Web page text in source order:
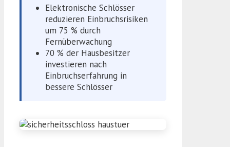
Elektronische Schlösser
reduzieren Einbruchsrisiken
um 75 % durch
Fernüberwachung
70 % der Hausbesitzer
investieren nach
Einbruchserfahrung in
bessere Schlösser